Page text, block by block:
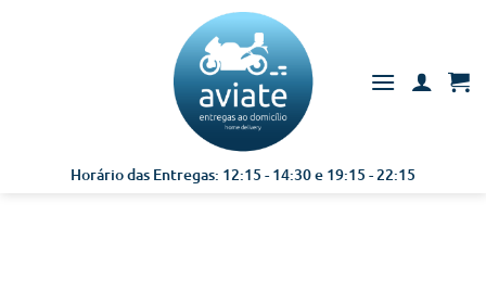
Horário das Entregas: 12:15 - 14:30 e 19:15 - 22:15